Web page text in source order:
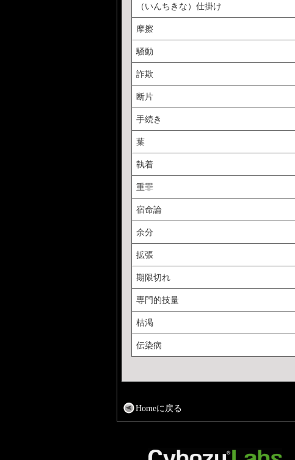
（いんちきな）仕掛け
摩擦
騒動
詐欺
断片
手続き
葉
執着
重罪
宿命論
余分
拡張
期限切れ
専門的技量
枯渇
伝染病
Homeに戻る